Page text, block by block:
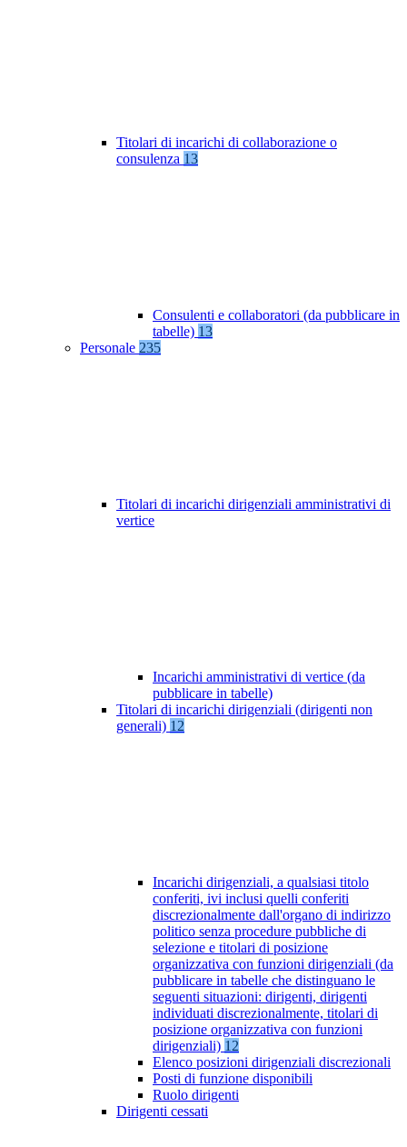
Titolari di incarichi di collaborazione o
consulenza 13
Consulenti e collaboratori (da pubblicare in
tabelle) 13
Personale 235
Titolari di incarichi dirigenziali amministrativi di
vertice
Incarichi amministrativi di vertice (da
pubblicare in tabelle)
Titolari di incarichi dirigenziali (dirigenti non
generali) 12
Incarichi dirigenziali, a qualsiasi titolo
conferiti, ivi inclusi quelli conferiti
discrezionalmente dall'organo di indirizzo
politico senza procedure pubbliche di
selezione e titolari di posizione
organizzativa con funzioni dirigenziali (da
pubblicare in tabelle che distinguano le
seguenti situazioni: dirigenti, dirigenti
individuati discrezionalmente, titolari di
posizione organizzativa con funzioni
dirigenziali) 12
Elenco posizioni dirigenziali discrezionali
Posti di funzione disponibili
Ruolo dirigenti
Dirigenti cessati